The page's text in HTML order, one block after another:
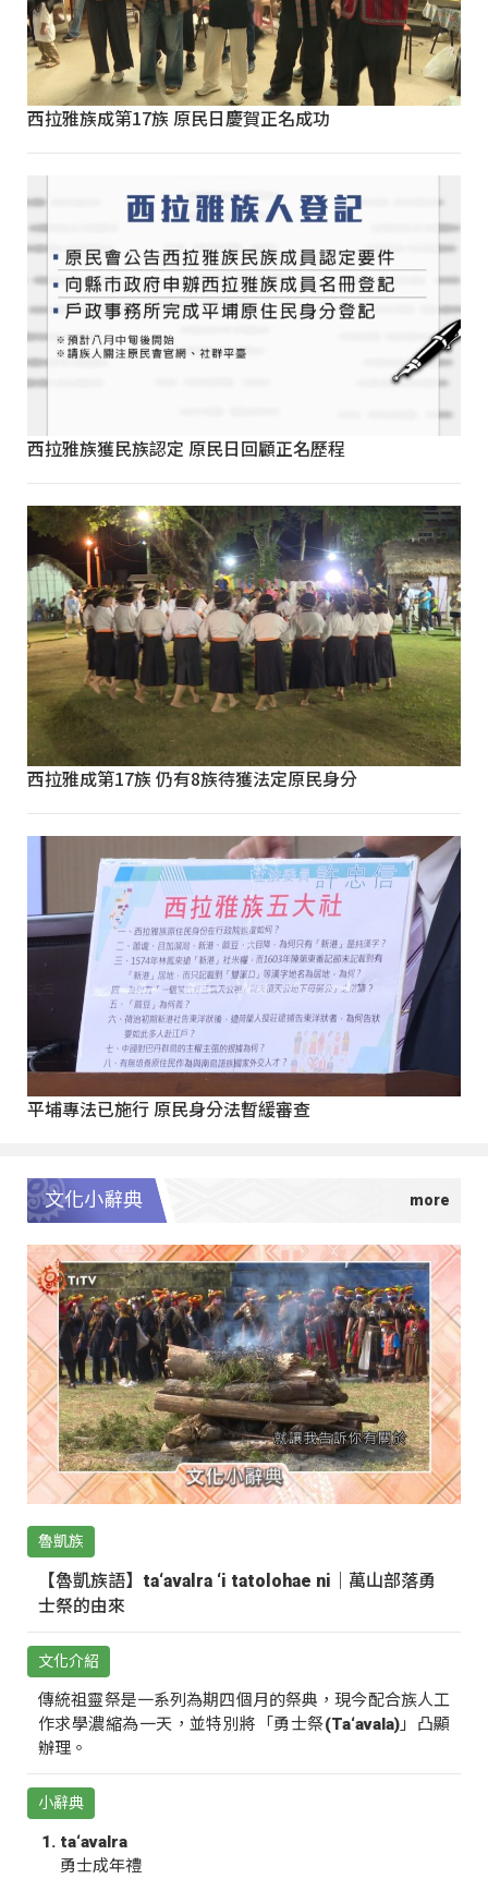
西拉雅族成第17族 原民日慶賀正名成功
西拉雅族獲民族認定 原民日回顧正名歷程
西拉雅成第17族 仍有8族待獲法定原民身分
平埔專法已施行 原民身分法暫緩審查
文化小辭典
魯凱族
【魯凱族語】ta‘avalra ‘i tatolohae ni｜萬山部落勇
士祭的由來
文化介紹
傳統祖靈祭是一系列為期四個月的祭典，現今配合族人工
作求學濃縮為一天，並特別將「勇士祭(Ta‘avala)」凸顯
辦理。
小辭典
ta‘avalra
勇士成年禮